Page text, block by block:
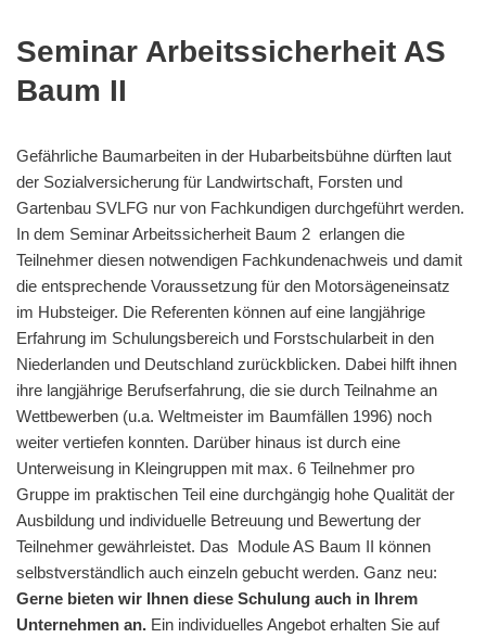
Seminar Arbeitssicherheit AS
Baum II
Gefährliche Baumarbeiten in der Hubarbeitsbühne dürften laut
der Sozialversicherung für Landwirtschaft, Forsten und
Gartenbau SVLFG nur von Fachkundigen durchgeführt werden.
In dem Seminar Arbeitssicherheit Baum 2 erlangen die
Teilnehmer diesen notwendigen Fachkundenachweis und damit
die entsprechende Voraussetzung für den Motorsägeneinsatz
im Hubsteiger. Die Referenten können auf eine langjährige
Erfahrung im Schulungsbereich und Forstschularbeit in den
Niederlanden und Deutschland zurückblicken. Dabei hilft ihnen
ihre langjährige Berufserfahrung, die sie durch Teilnahme an
Wettbewerben (u.a. Weltmeister im Baumfällen 1996) noch
weiter vertiefen konnten. Darüber hinaus ist durch eine
Unterweisung in Kleingruppen mit max. 6 Teilnehmer pro
Gruppe im praktischen Teil eine durchgängig hohe Qualität der
Ausbildung und individuelle Betreuung und Bewertung der
Teilnehmer gewährleistet. Das Module AS Baum II können
selbstverständlich auch einzeln gebucht werden. Ganz neu:
Gerne bieten wir Ihnen diese Schulung auch in Ihrem
Unternehmen an. Ein individuelles Angebot erhalten Sie auf